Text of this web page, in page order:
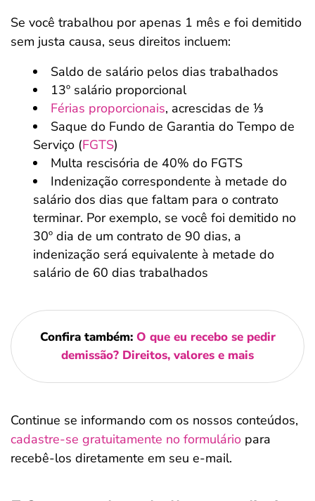
Se você trabalhou por apenas 1 mês e foi demitido
sem justa causa, seus direitos incluem:
Saldo de salário pelos dias trabalhados
13º salário proporcional
Férias proporcionais, acrescidas de ⅓
Saque do Fundo de Garantia do Tempo de
Serviço (FGTS)
Multa rescisória de 40% do FGTS
Indenização correspondente à metade do
salário dos dias que faltam para o contrato
terminar. Por exemplo, se você foi demitido no
30º dia de um contrato de 90 dias, a
indenização será equivalente à metade do
salário de 60 dias trabalhados
Confira também: O que eu recebo se pedir
demissão? Direitos, valores e mais
Continue se informando com os nossos conteúdos,
cadastre-se gratuitamente no formulário para
recebê-los diretamente em seu e-mail.